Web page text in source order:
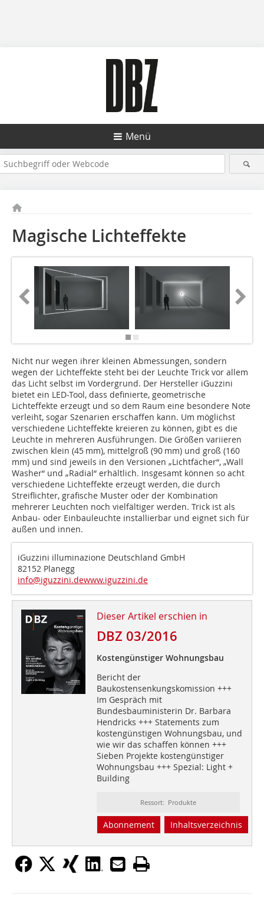
Menü
Magische Lichteffekte
Nicht nur wegen ihrer kleinen Abmessungen, sondern
wegen der Lichteffekte steht bei der Leuchte Trick vor allem
das Licht selbst im Vordergrund. Der Hersteller iGuzzini
bietet ein LED-Tool, dass definierte, geometrische
Lichteffekte erzeugt und so dem Raum eine besondere Note
verleiht, sogar Szenarien erschaffen kann. Um möglichst
verschiedene Lichteffekte kreieren zu können, gibt es die
Leuchte in mehreren Ausführungen. Die Größen variieren
zwischen klein (45 mm), mittelgroß (90 mm) und groß (160
mm) und sind jeweils in den Versionen „Lichtfächer“, „Wall
Washer“ und „Radial“ erhältlich. Insgesamt können so acht
verschiedene Lichteffekte erzeugt werden, die durch
Streiflichter, grafische Muster oder der Kombination
mehrerer Leuchten noch vielfältiger werden. Trick ist als
Anbau- oder Einbauleuchte installierbar und eignet sich für
außen und innen.
iGuzzini illuminazione Deutschland GmbH
82152 Planegg
info@iguzzini.dewww.iguzzini.de
Dieser Artikel erschien in
DBZ 03/2016
Kostengünstiger Wohnungsbau
Bericht der
Baukostensenkungskomission +++
Im Gespräch mit
Bundesbauministerin Dr. Barbara
Hendricks +++ Statements zum
kostengünstigen Wohnungsbau, und
wie wir das schaffen können +++
Sieben Projekte kostengünstiger
Wohnungsbau +++ Spezial: Light +
Building
Ressort: Produkte
Abonnement Inhaltsverzeichnis